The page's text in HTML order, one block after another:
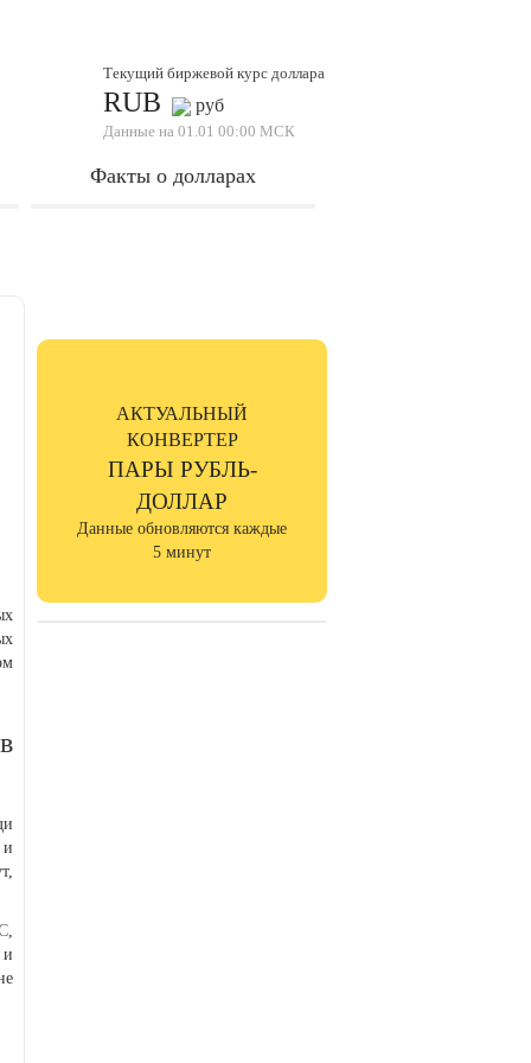
Текущий биржевой курс доллара
RUB руб
Данные на 01.01 00:00 МСК
Факты о долларах
и
,
и
Тест EVGA
Superclock
23.04.2021
АКТУАЛЬНЫЙ
КОНВЕРТЕР
ПАРЫ РУБЛЬ-
ДОЛЛАР
Данные обновляются каждые
5 минут